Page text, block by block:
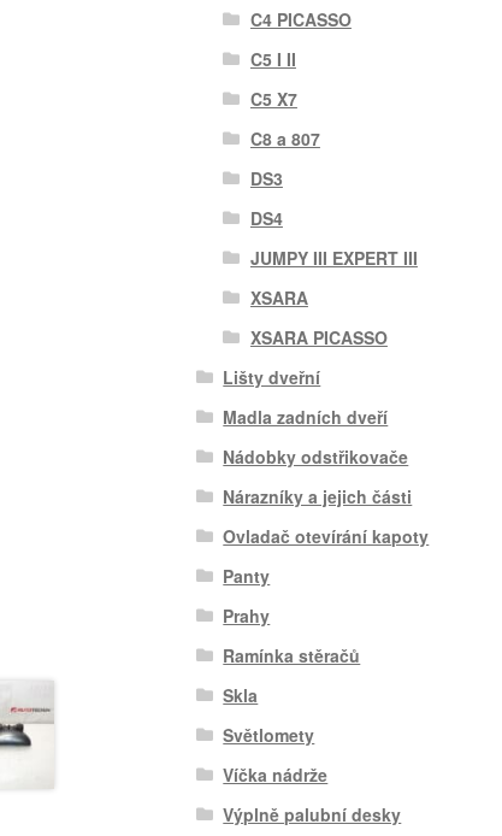
C4 PICASSO
C5 I II
C5 X7
C8 a 807
DS3
DS4
JUMPY III EXPERT III
XSARA
XSARA PICASSO
Lišty dveřní
Madla zadních dveří
Nádobky odstřikovače
Nárazníky a jejich části
Ovladač otevírání kapoty
Panty
Prahy
Ramínka stěračů
Skla
Světlomety
Víčka nádrže
Výplně palubní desky